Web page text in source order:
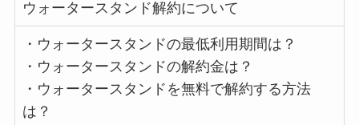
ウォータースタンド解約について
・ウォータースタンドの最低利用期間は？
・ウォータースタンドの解約金は？
・ウォータースタンドを無料で解約する方法
は？